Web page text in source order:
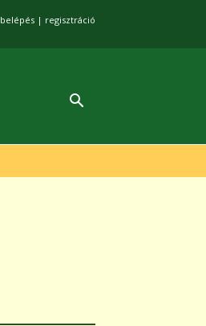
belépés | regisztráció